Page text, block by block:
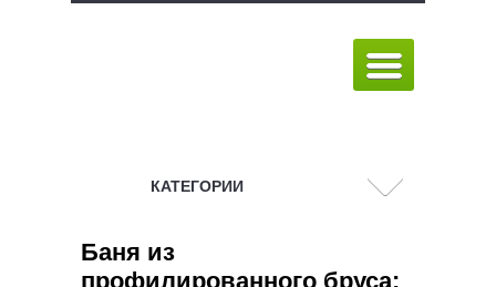
КАТЕГОРИИ
Баня из
профилированного бруса: